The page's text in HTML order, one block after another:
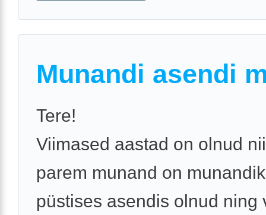
Munandi asendi
Tere!
Viimased aastad on olnud
parem munand on
püstises asendis olnud ning